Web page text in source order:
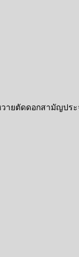
ายตัดดอกสามัญปร